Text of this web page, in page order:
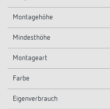
Montagehöhe
Mindesthöhe
Montageart
Farbe
Eigenverbrauch